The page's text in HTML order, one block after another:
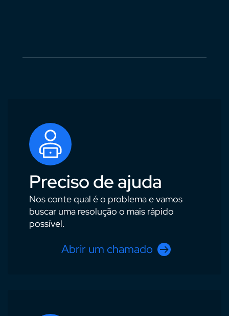
Preciso de ajuda
Nos conte qual é o problema e vamos
buscar uma resolução o mais rápido
possível.
Abrir um chamado